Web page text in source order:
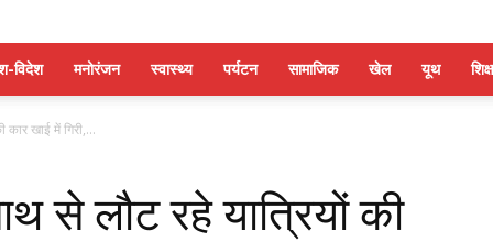
विदेश मनोरंजन स्वास्थ्य पर्यटन सामाजिक खेल यूथ
कार खाई में गिरी,...
से लौट रहे यात्रियों की